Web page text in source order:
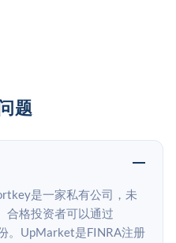
题
是一家私有公司，未
合格投资者可以通过
。UpMarket是FINRA注册